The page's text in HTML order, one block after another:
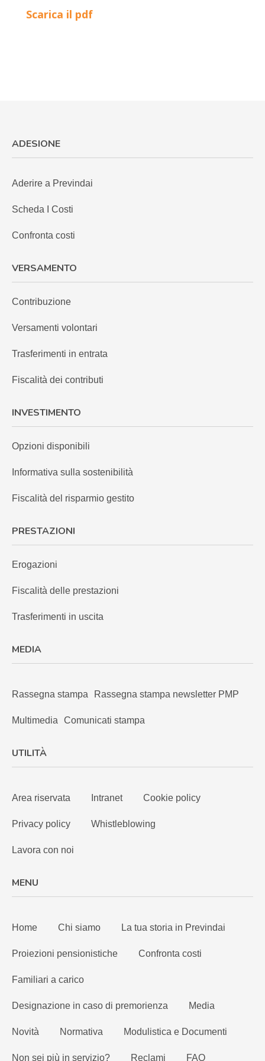
Scarica il pdf
ADESIONE
Aderire a Previndai
Scheda I Costi
Confronta costi
VERSAMENTO
Contribuzione
Versamenti volontari
Trasferimenti in entrata
Fiscalità dei contributi
INVESTIMENTO
Opzioni disponibili
Informativa sulla sostenibilità
Fiscalità del risparmio gestito
PRESTAZIONI
Erogazioni
Fiscalità delle prestazioni
Trasferimenti in uscita
MEDIA
Rassegna stampa Rassegna stampa newsletter PMP
Multimedia Comunicati stampa
UTILITÀ
Area riservata Intranet Cookie policy
Privacy policy Whistleblowing
Lavora con noi
MENU
Home Chi siamo La tua storia in Previndai
Proiezioni pensionistiche Confronta costi
Familiari a carico
Designazione in caso di premorienza Media
Novità Normativa Modulistica e Documenti
Non sei più in servizio? Reclami FAQ